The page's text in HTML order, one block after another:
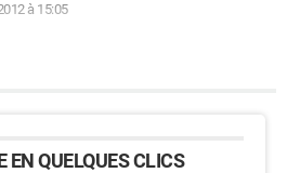
à 15:05
EN QUELQUES CLICS